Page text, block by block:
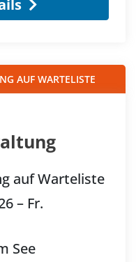
AUF WARTELISTE
auf Warteliste
– Fr.
See